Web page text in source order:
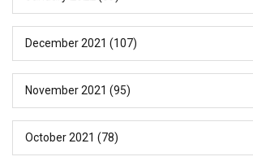
December 2021 (107)
November 2021 (95)
October 2021 (78)